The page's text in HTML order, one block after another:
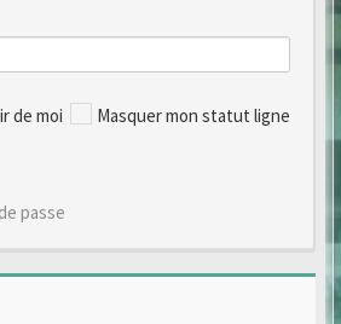
de moi Masquer mon statut ligne
passe